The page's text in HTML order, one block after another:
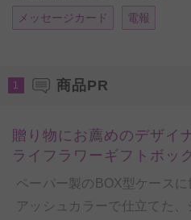
メッセージカード 電報
1 商品PR
贈り物にお薦めのデザイ
ライフラワーギフトボッ
ペーパー製のBOX型ケースに
アッシュカラーで仕立てた